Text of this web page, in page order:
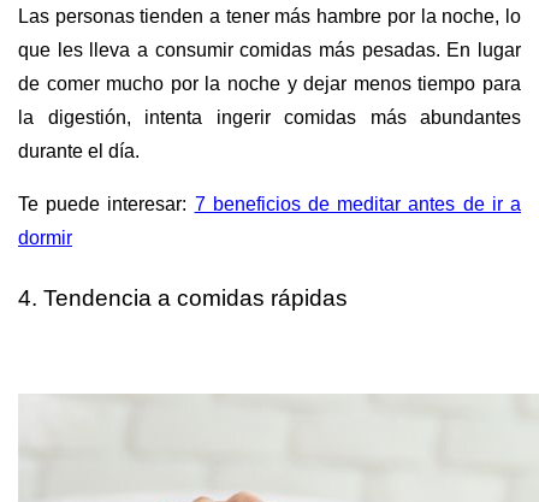
Las personas tienden a tener más hambre por la noche, lo
que les lleva a consumir comidas más pesadas. En lugar
de comer mucho por la noche y dejar menos tiempo para
la digestión, intenta ingerir comidas más abundantes
durante el día.
Te puede interesar: 7 beneficios de meditar antes de ir a
dormir
4. Tendencia a comidas rápidas